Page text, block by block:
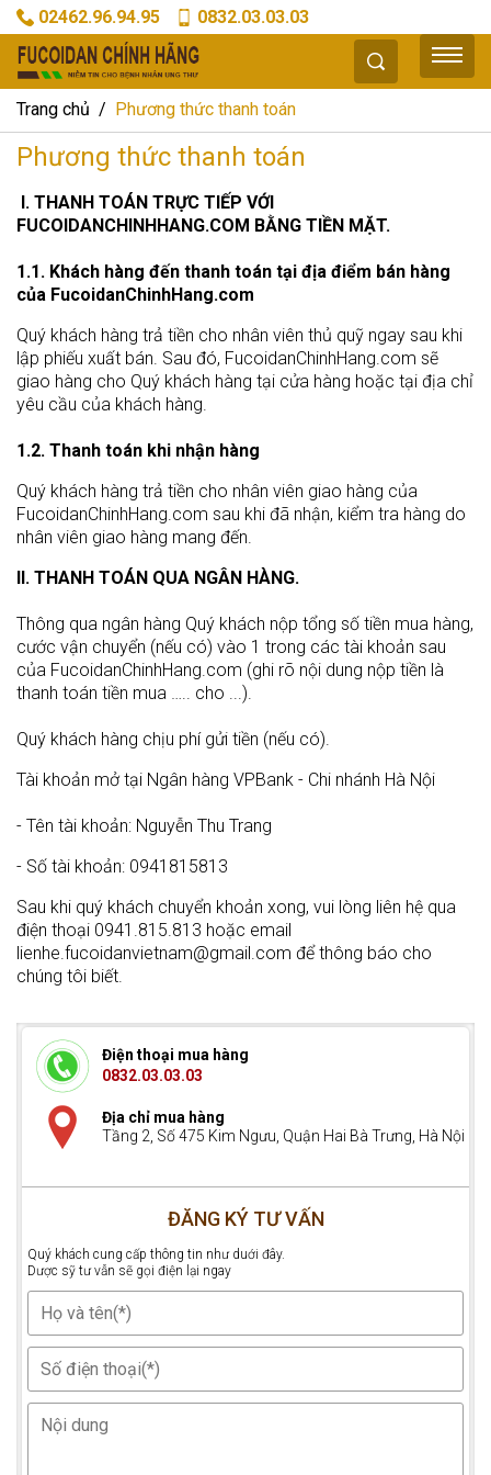
02462.96.94.95 0832.03.03.03
Trang chủ Phương thức thanh toán
Phương thức thanh toán
I. THANH TOÁN TRỰC TIẾP VỚI
FUCOIDANCHINHHANG.COM BẰNG TIỀN MẶT.
1.1. Khách hàng đến thanh toán tại địa điểm bán hàng
của FucoidanChinhHang.com
Quý khách hàng trả tiền cho nhân viên thủ quỹ ngay sau khi
lập phiếu xuất bán. Sau đó, FucoidanChinhHang.com sẽ
giao hàng cho Quý khách hàng tại cửa hàng hoặc tại địa chỉ
yêu cầu của khách hàng.
1.2. Thanh toán khi nhận hàng
Quý khách hàng trả tiền cho nhân viên giao hàng của
FucoidanChinhHang.com sau khi đã nhận, kiểm tra hàng do
nhân viên giao hàng mang đến.
II. THANH TOÁN QUA NGÂN HÀNG.
Thông qua ngân hàng Quý khách nộp tổng số tiền mua hàng,
cước vận chuyển (nếu có) vào 1 trong các tài khoản sau
của FucoidanChinhHang.com (ghi rõ nội dung nộp tiền là
thanh toán tiền mua ….. cho ...).
Quý khách hàng chịu phí gửi tiền (nếu có).
Tài khoản mở tại Ngân hàng VPBank - Chi nhánh Hà Nội
- Tên tài khoản: Nguyễn Thu Trang
- Số tài khoản: 0941815813
Sau khi quý khách chuyển khoản xong, vui lòng liên hệ qua
điện thoại 0941.815.813 hoặc email
lienhe.fucoidanvietnam@gmail.com để thông báo cho
chúng tôi biết.
Điện thoại mua hàng
0832.03.03.03
Địa chỉ mua hàng
Tầng 2, Số 475 Kim Ngưu, Quận Hai Bà Trưng, Hà Nội
ĐĂNG KÝ TƯ VẤN
Quý khách cung cấp thông tin như duới đây.
Dược sỹ tư vẫn sẽ gọi điện lại ngay